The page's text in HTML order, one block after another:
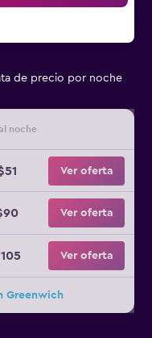
de precio por noche
noche
Ver oferta
Ver oferta
Ver oferta
Greenwich